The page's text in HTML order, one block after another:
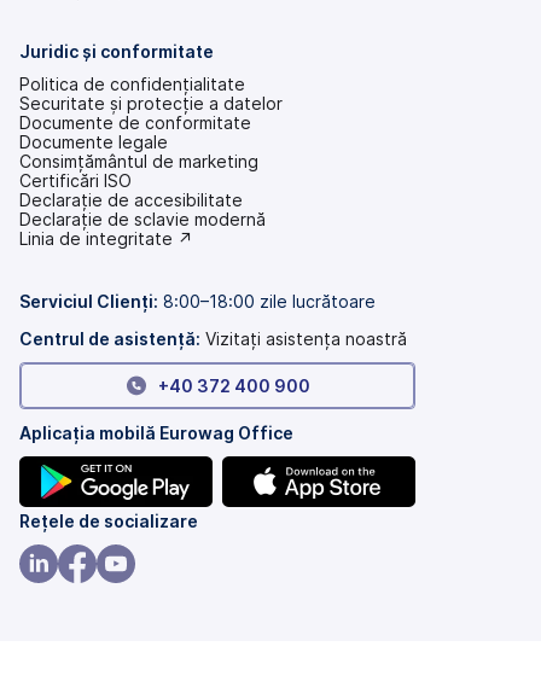
Juridic și conformitate
Politica de confidențialitate
Securitate și protecție a datelor
Documente de conformitate
Documente legale
Consimțământul de marketing
Certificări ISO
Declarație de accesibilitate
(se
deschide
filă
Declarație de sclavie modernă
(se
o
nouă)
Linia de integritate ↗
Serviciul Clienți: 8:00–18:00 zile lucrătoare
Centrul de asistență: Vizitați asistența noastră
+40 372 400 900
Aplicația mobilă Eurowag Office
(se
deschide
într-
Rețele de socializare